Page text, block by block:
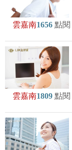
雲嘉南1656 點閱
雲嘉南1809 點閱